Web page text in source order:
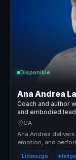
Disponible
Ana Andrea
Coach and author
and embodied
and team
CA
Ana Andrea
emotion, and
relationships, rais...
Liderazgo